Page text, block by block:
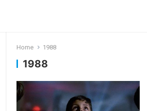
Home 1988
1988